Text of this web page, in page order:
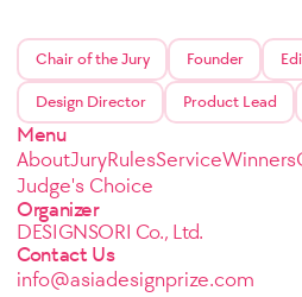
Chair of the Jury Founder
Design Director Product Lead
Menu
AboutJuryRulesServiceWinners
Judge's Choice
Organizer
DESIGNSORI Co., Ltd.
Contact Us
info@asiadesignprize.com